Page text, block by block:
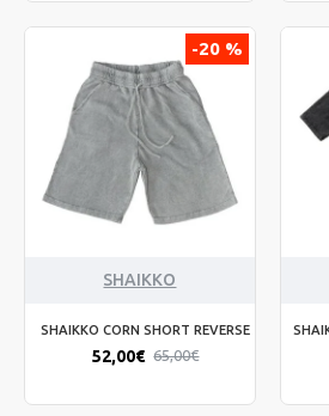
-20 %
SHAIKKO
SHAIKKO CORN SHORT REVERSE
52,00€ 65,00€